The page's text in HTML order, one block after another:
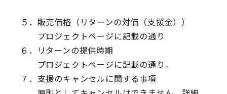
５．販売価格（リターンの対価（支援金））
プロジェクトページに記載の通り
６．リターンの提供時期
プロジェクトページに記載の通り。
７．支援のキャンセルに関する事項